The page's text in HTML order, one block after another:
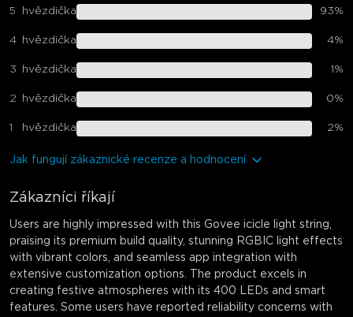
5 hvězdička 93%
4 hvězdička 4%
3 hvězdička 1 %
2 hvězdička 0%
1 hvězdička 2%
Jak fungují zákaznické recenze a hodnocení
Zákazníci říkají
Users are highly impressed with this Govee icicle light string,
praising its premium build quality, stunning RGBIC light effects
with vibrant colors, and seamless app integration with
extensive customization options. The product excels in
creating festive atmospheres with its 400 LEDs and smart
features. Some users have reported reliability concerns with